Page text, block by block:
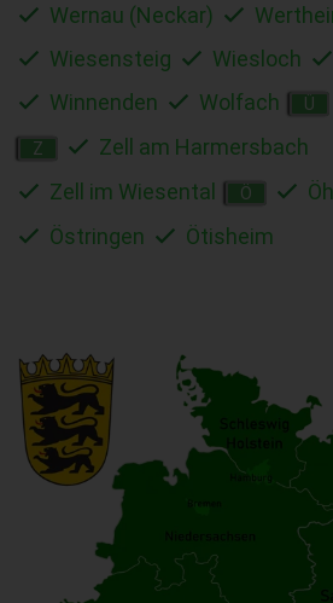
Wernau (Neckar)
Wiesensteig
Wiesloch
Winnenden
Wolfach Ü
Z
Zell am Harmersbach
Zell im Wiesental
Ö
Östringen
Ötisheim